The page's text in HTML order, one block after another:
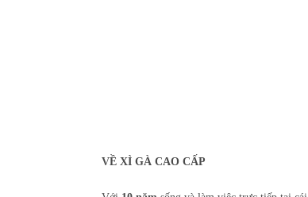
VỀ XÌ GÀ CAO CẤP